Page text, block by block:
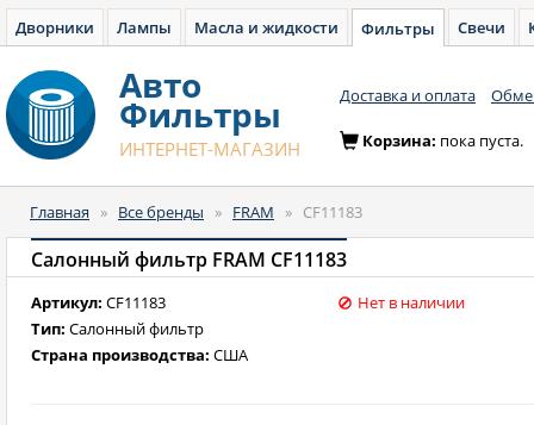
Дворники Лампы Масла и жидкости Фильтры Свечи
Авто
Фильтры
ИНТЕРНЕТ-МАГАЗИН
Доставка и оплата
Корзина: пока пуста.
Главная » Все бренды » FRAM » CF11183
Салонный фильтр FRAM CF11183
Артикул: CF11183
Тип: Салонный фильтр
Страна производства: США
Нет в наличии